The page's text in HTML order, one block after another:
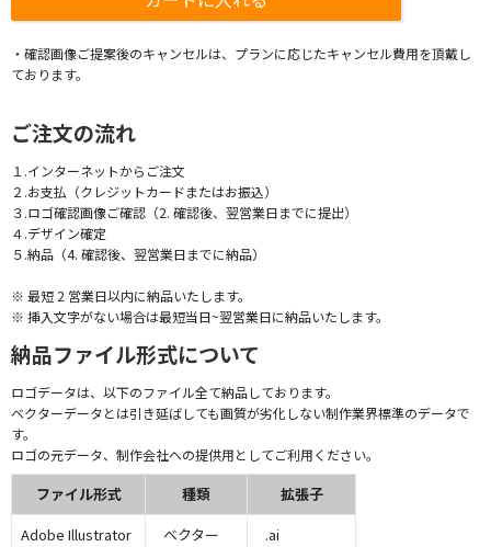
・確認画像ご提案後のキャンセルは、プランに応じたキャンセル費用を頂戴し
ております。
ご注文の流れ
１.インターネットからご注文
２.お支払（クレジットカードまたはお振込）
３.ロゴ確認画像ご確認（2. 確認後、翌営業日までに提出）
４.デザイン確定
５.納品（4. 確認後、翌営業日までに納品）
※ 最短 2 営業日以内に納品いたします。
※ 挿入文字がない場合は最短当日~翌営業日に納品いたします。
納品ファイル形式について
ロゴデータは、以下のファイル全て納品しております。
ベクターデータとは引き延ばしても画質が劣化しない制作業界標準のデータで
す。
ロゴの元データ、制作会社への提供用としてご利用ください。
ファイル形式 種類
拡張子
Adobe Illustrator
ベクター
.ai